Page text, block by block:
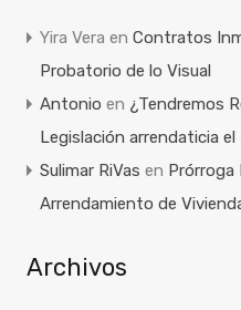
Yira Vera en Contratos
Probatorio de lo Visual
Antonio en ¿Tendremos
Legislación arrendaticia el
Sulimar RiVas en Prórroga
Arrendamiento de
Archivos